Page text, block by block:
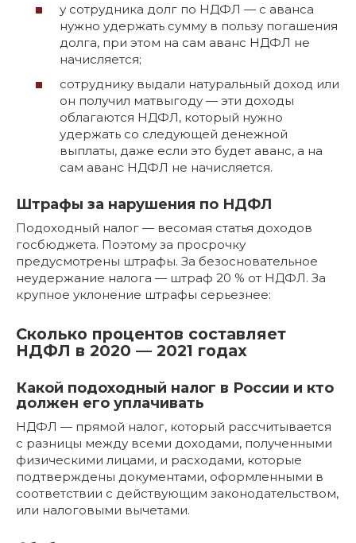
у сотрудника долг по НДФЛ — с аванса
нужно удержать сумму в пользу погашения
долга, при этом на сам аванс НДФЛ не
начисляется;
сотруднику выдали натуральный доход или
он получил матвыгоду — эти доходы
облагаются НДФЛ, который нужно
удержать со следующей денежной
выплаты, даже если это будет аванс, а на
сам аванс НДФЛ не начисляется.
Штрафы за нарушения по НДФЛ
Подоходный налог — весомая статья доходов
госбюджета. Поэтому за просрочку
предусмотрены штрафы. За безосновательное
неудержание налога — штраф 20 % от НДФЛ. За
крупное уклонение штрафы серьезнее:
Сколько процентов составляет
НДФЛ в 2020 — 2021 годах
Какой подоходный налог в России и кто
должен его уплачивать
НДФЛ — прямой налог, который рассчитывается
с разницы между всеми доходами, полученными
физическими лицами, и расходами, которые
подтверждены документами, оформленными в
соответствии с действующим законодательством,
или налоговыми вычетами.